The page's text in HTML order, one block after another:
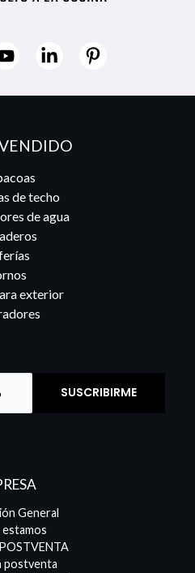
de techo
de agua
exterior
General
postventa